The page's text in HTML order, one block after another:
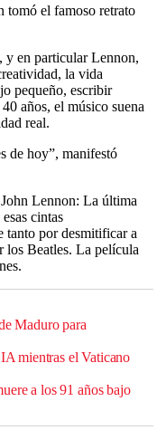
tomó el famoso retrato
y en particular Lennon,
la vida
pequeño, escribir
años, el músico suena
real.
de hoy”, manifestó
Lennon: La última
cintas
tanto por desmitificar a
Beatles. La película
Maduro para
mientras el Vaticano
a los 91 años bajo